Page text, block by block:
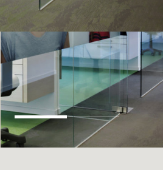
維護
FAQ
下載中心
永續發展